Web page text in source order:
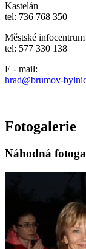
Kastelán
tel: 736 768 350
Městské infocentrum
tel: 577 330 138
E - mail:
hrad@brumov-
Fotogalerie
Náhodná